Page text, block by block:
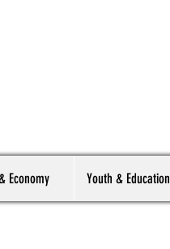
Economy Youth & Education